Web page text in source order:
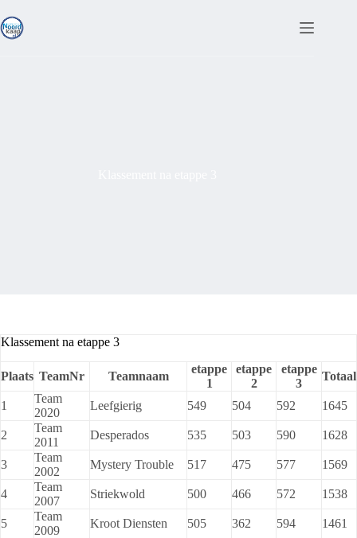
naar
de
Klassement na etappe 3
Plaats TeamNr Teamnaam
etappe
1
etappe
2
etappe
3
Totaal
1
Team
2020
Leefgierig 549 504 592 1645
2
Team
2011
Desperados 535 503 590 1628
3
Team
2002
Mystery Trouble 517 475 577 1569
4
Team
2007
Striekwold 500 466 572 1538
5
Team
2009
Kroot Diensten 505 362 594 1461